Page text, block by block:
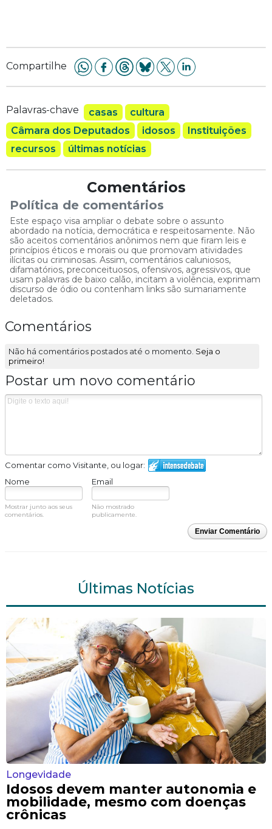
Compartilhe
Palavras-chave casas
cultura
Câmara dos Deputados
idosos
Instituições
recursos
últimas notícias
Comentários
Política de comentários
Este espaço visa ampliar o debate sobre o assunto
abordado na notícia, democrática e respeitosamente. Não
são aceitos comentários anônimos nem que firam leis e
princípios éticos e morais ou que promovam atividades
ilícitas ou criminosas. Assim, comentários caluniosos,
difamatórios, preconceituosos, ofensivos, agressivos, que
usam palavras de baixo calão, incitam a violência, exprimam
discurso de ódio ou contenham links são sumariamente
deletados.
Comentários
Não há comentários postados até o momento. Seja o
primeiro!
Postar um novo comentário
Comentar como Visitante, ou logar:
Nome
Email
Mostrar junto aos seus
comentários.
Não mostrado
publicamente.
Enviar Comentário
Últimas Notícias
Longevidade
Idosos devem manter autonomia e
mobilidade, mesmo com doenças
crônicas